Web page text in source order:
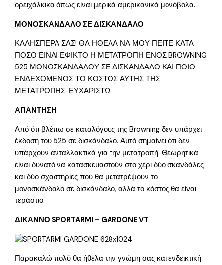
ορειχάλκικα όπως είναι μερικά αμερικανικά μονόβολα.
ΜΟΝΟΣΚΑΝΔΑΛΟ ΣΕ ΔΙΣΚΑΝΔΑΛΟ
ΚΑΛΗΣΠΕΡΑ ΣΑΣ! ΘΑ ΗΘΕΛΑ ΝΑ ΜΟΥ ΠΕΙΤΕ ΚΑΤΑ
ΠΟΣΟ ΕΙΝΑΙ ΕΦΙΚΤΟ Η ΜΕΤΑΤΡΟΠΗ ΕΝΟΣ BROWNING
525 ΜΟΝΟΣΚΑΝΔΑΛΟΥ ΣΕ ΔΙΣΚΑΝΔΑΛΟ ΚΑΙ ΠΟΙΟ
ΕΝΔΕΧΟΜΕΝΟΣ ΤΟ ΚΟΣΤΟΣ ΑΥΤΗΣ ΤΗΣ
ΜΕΤΑΤΡΟΠΗΣ. ΕΥΧΑΡΙΣΤΩ.
ΑΠΑΝΤΗΣΗ
Από ότι βλέπω σε καταλόγους της Browning δεν υπάρχει
έκδοση του 525 σε δισκάνδαλο. Αυτό σημαίνει ότι δεν
υπάρχουν ανταλλακτικά για την μετατροπή. Θεωρητικά
είναι δυνατό να κατασκευαστούν στο χέρι δύο σκανδάλες
και δύο σχαστηρίες που θα μετατρέψουν το
μονοσκάνδαλο σε δισκάνδαλο, αλλά το κόστος θα είναι
τεράστιο.
ΔΙΚΑΝΝΟ SPORTARMI – GARDONE VT
Παρακαλώ πολύ θα ήθελα την γνώμη σας και ενδεικτική